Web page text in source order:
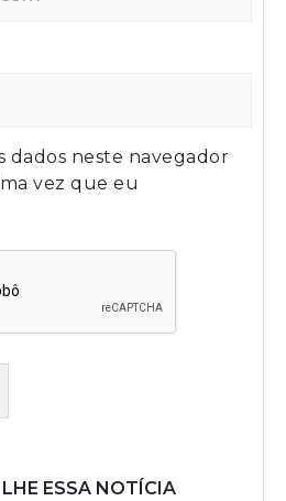
dados neste navegador
vez que eu
ESSA NOTÍCIA